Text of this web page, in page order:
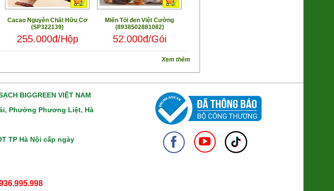
Cacao Nguyên Chất Hữu Cơ
(SP322139)
255.000đ/Hộp
Miến Tỏi đen Việt Cường
(8938502881082)
52.000đ/Gói
Xem thêm
Đu Đủ ruột đỏ da xanh
BIGGREEN VIỆT NAM
Phường Phương Liệt, Hà
TP Hà Nội cấp ngày